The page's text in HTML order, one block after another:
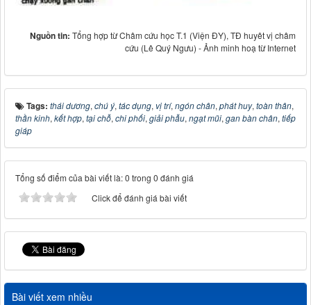
Nguồn tin: Tổng hợp từ Châm cứu học T.1 (Viện ĐY), TĐ huyêt vị châm
cứu (Lê Quý Ngưu) - Ảnh minh hoạ từ Internet
Tags: thái dương, chú ý, tác dụng, vị trí, ngón chân, phát huy, toàn thân,
thần kinh, kết hợp, tại chỗ, chi phối, giải phẫu, ngạt mũi, gan bàn chân, tiếp
giáp
Tổng số điểm của bài viết là: 0 trong 0 đánh giá
Click để đánh giá bài viết
Bài viết xem nhiều